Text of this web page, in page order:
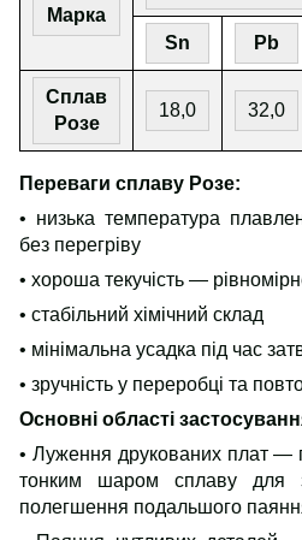
Марка
Sn
Pb
Сплав
Розе
18,0 32,0
Переваги сплаву Розе:
• низька температура
без перегріву
• хороша текучість —
• стабільний хімічний склад
• мінімальна усадка під час
• зручність у переробці та
Основні області
• Луження друкованих плат —
тонким шаром сплаву для
полегшення подальшого